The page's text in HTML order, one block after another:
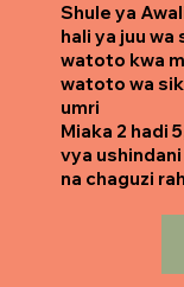
Shule ya
hali ya juu wa
watoto kwa
watoto wa
umri
Miaka 2 hadi
vya ushindani
na chaguzi